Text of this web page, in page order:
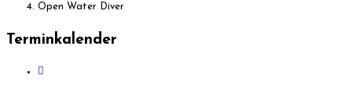
Open Water Diver
Terminkalender